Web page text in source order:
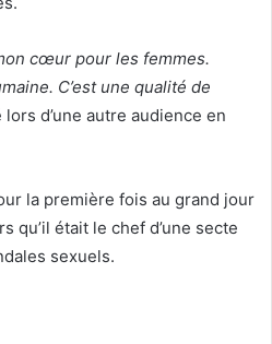
cœur pour les femmes.
C’est une qualité de
d’une autre audience en
la première fois au grand jour
qu’il était le chef d’une secte
sexuels.